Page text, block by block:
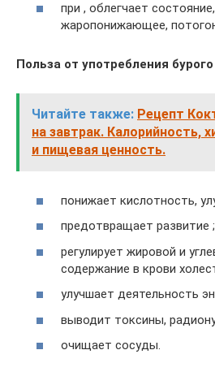
при , облегчает
жаропонижающее,
Польза от употребления
Читайте также: Рецепт
на завтрак. Калорийность,
и пищевая ценность.
понижает кислотность,
предотвращает развитие ;
регулирует жировой и
содержание в крови
улучшает деятельность
выводит токсины,
очищает сосуды.